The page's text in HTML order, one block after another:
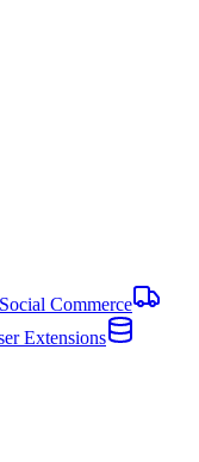
Social Commerce
Extensions